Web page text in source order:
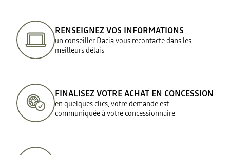
RENSEIGNEZ VOS INFORMATIONS
un conseiller Dacia vous recontacte dans les
meilleurs délais
FINALISEZ VOTRE ACHAT EN CONCESSION
en quelques clics, votre demande est
communiquée à votre concessionnaire